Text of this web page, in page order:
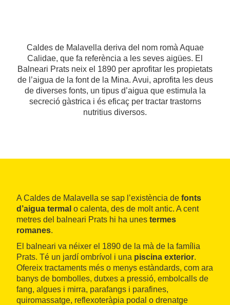
Caldes de Malavella deriva del nom romà Aquae
Calidae, que fa referència a les seves aigües. El
Balneari Prats neix el 1890 per aprofitar les propietats
de l’aigua de la font de la Mina. Avui, aprofita les deus
de diverses fonts, un tipus d’aigua que estimula la
secreció gàstrica i és eficaç per tractar trastorns
nutritius diversos.
A Caldes de Malavella se sap l’existència de fonts
d’aigua termal o calenta, des de molt antic. A cent
metres del balneari Prats hi ha unes termes
romanes.
El balneari va néixer el 1890 de la mà de la família
Prats. Té un jardí ombrívol i una piscina exterior.
Ofereix tractaments més o menys estàndards, com ara
banys de bombolles, dutxes a pressió, embolcalls de
fang, algues i mirra, parafangs i parafines,
quiromassatge, reflexoteràpia podal o drenatge